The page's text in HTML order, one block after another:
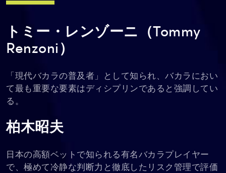
トミー・レンゾーニ（Tommy
Renzoni）
「現代バカラの普及者」として知られ、バカラにおい
て最も重要な要素はディシプリンであると強調してい
る。
柏木昭夫
日本の高額ベットで知られる有名バカラプレイヤー
で、極めて冷静な判断力と徹底したリスク管理で評価